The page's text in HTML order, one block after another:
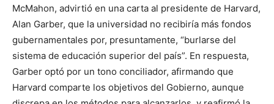
McMahon, advirtió en una carta al presidente de Harvard,
Alan Garber, que la universidad no recibiría más fondos
gubernamentales por, presuntamente, “burlarse del
sistema de educación superior del país”. En respuesta,
Garber optó por un tono conciliador, afirmando que
Harvard comparte los objetivos del Gobierno, aunque